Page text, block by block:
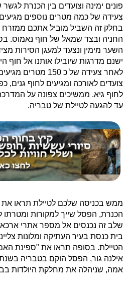
פונים ימינה וצועדים בין הכנרת
צעידה של כמה מטרים נוספים
בחלק זה השביל מוביל אתכם
החניה ובצד שמאל של חוף נאמוס.
השער מימין ונצעד למעגן הסירות
ישנם מדרגות שיובילו אותנו אל חוף
לאחר צעידה של כ 150
צועדים לאורכה ומגיעים לחוף גנים,
לחוף גיא. ממשיכים צפונה על
עד להגעה לטיילת של טבריה.
ממש בכניסה שלכם לטיילת תראו
הכנרת, הפסל שייך למקורות
שלב זה נכנסים אל מספר אתרי
בית כנסת בעיר העתיקה ומלונות
הטיילת. בסופה תראו את "ספינת
אמה, שניהלה את מחלקת היולדות